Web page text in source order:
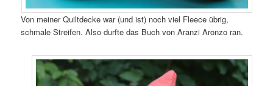
Von meiner Quiltdecke war (und ist) noch viel Fleece übrig,
schmale Streifen. Also durfte das Buch von Aranzi Aronzo ran.